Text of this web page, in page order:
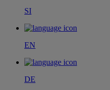
SI
EN
DE